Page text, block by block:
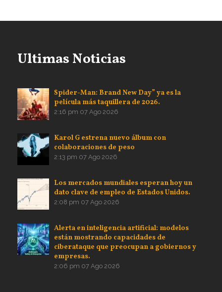
Ultimas Noticias
Spider-Man: Brand New Day” ya es la
película más taquillera de 2026.
2:16 pm 07 Ago 2026
Karol G estrena nuevo álbum con
colaboraciones de peso
2:13 pm 07 Ago 2026
Los mercados mundiales esperan hoy un
dato clave de empleo de Estados Unidos.
2:08 pm 07 Ago 2026
Alerta en inteligencia artificial: modelos
están mostrando capacidades de
ciberataque que preocupan a gobiernos y
empresas.
2:06 pm 07 Ago 2026